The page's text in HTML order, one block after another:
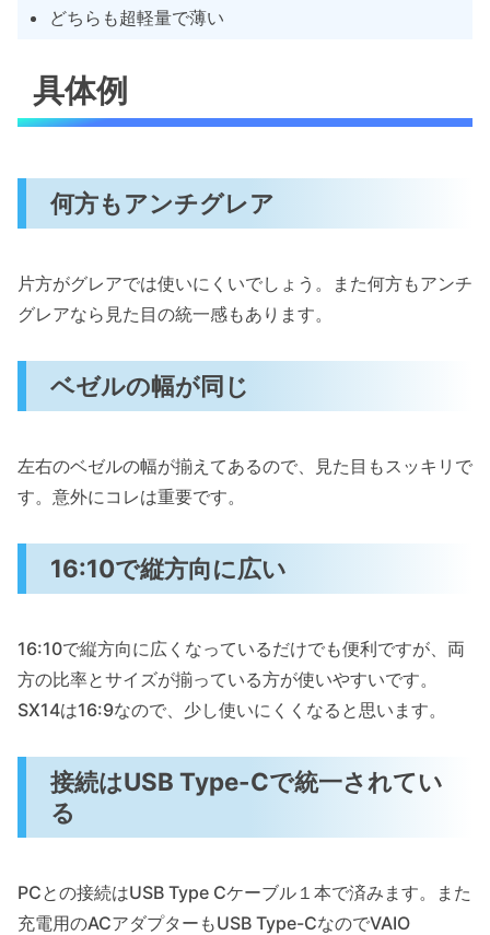
どちらも超軽量で薄い
具体例
何方もアンチグレア
片方がグレアでは使いにくいでしょう。また何方もアンチ
グレアなら見た目の統一感もあります。
ベゼルの幅が同じ
左右のベゼルの幅が揃えてあるので、見た目もスッキリで
す。意外にコレは重要です。
16:10で縦方向に広い
16:10で縦方向に広くなっているだけでも便利ですが、両
方の比率とサイズが揃っている方が使いやすいです。
SX14は16:9なので、少し使いにくくなると思います。
接続はUSB Type-Cで統一されてい
る
PCとの接続はUSB Type Cケーブル１本で済みます。また
充電用のACアダプターもUSB Type-CなのでVAIO